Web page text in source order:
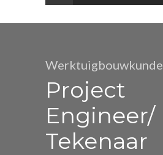
Werktuigbouwkunde
Project
Engineer/
Tekenaar